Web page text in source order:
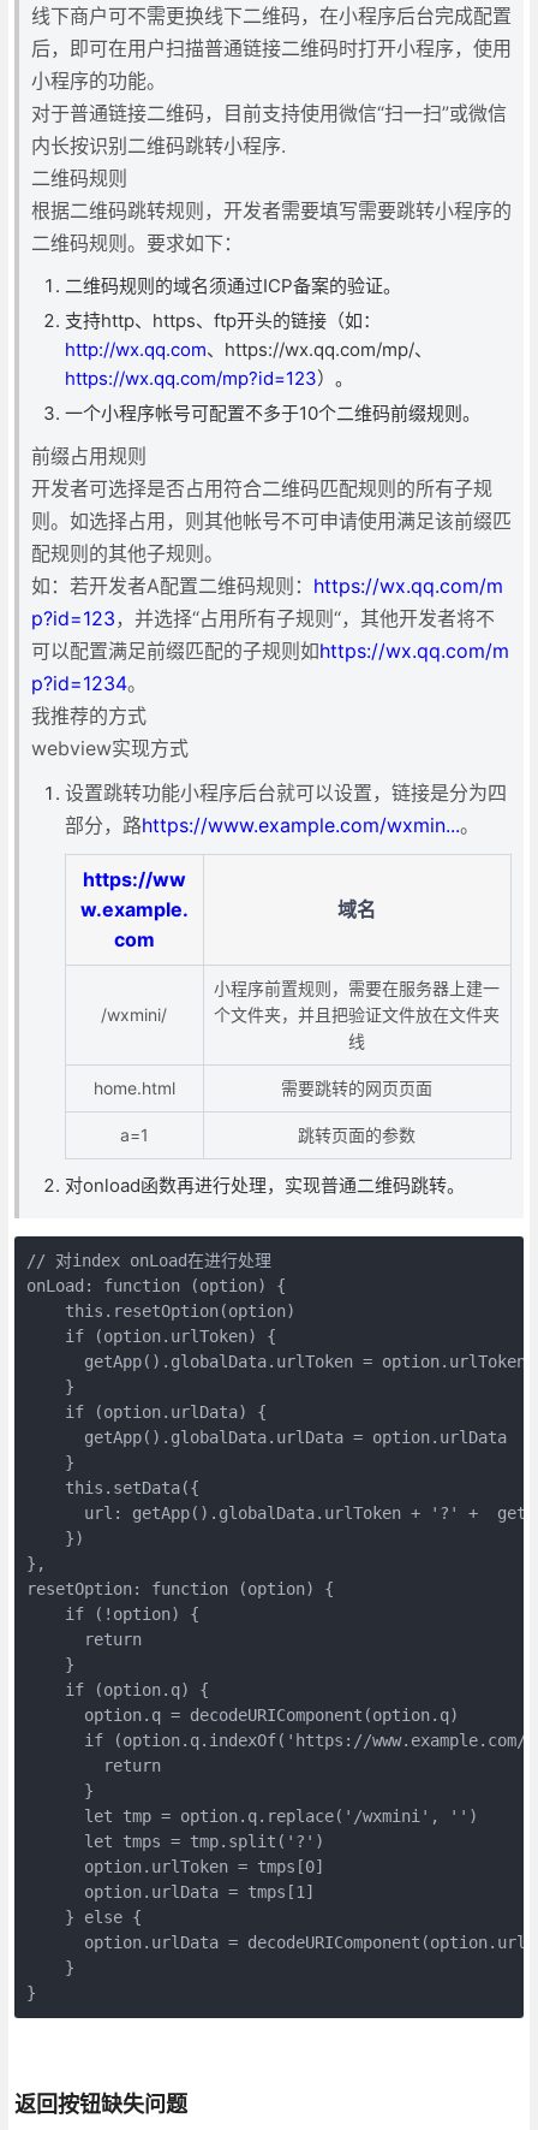
线下商户可不需更换线下二维码，在小程序后台完成配置
后，即可在用户扫描普通链接二维码时打开小程序，使用
小程序的功能。
对于普通链接二维码，目前支持使用微信“扫一扫”或微信
内长按识别二维码跳转小程序.
二维码规则
根据二维码跳转规则，开发者需要填写需要跳转小程序的
二维码规则。要求如下：
二维码规则的域名须通过ICP备案的验证。
支持http、https、ftp开头的链接（如：
http://wx.qq.com、https://wx.qq.com/mp/、
https://wx.qq.com/mp?id=123）。
一个小程序帐号可配置不多于10个二维码前缀规则。
前缀占用规则
开发者可选择是否占用符合二维码匹配规则的所有子规
则。如选择占用，则其他帐号不可申请使用满足该前缀匹
配规则的其他子规则。
如：若开发者A配置二维码规则： https://wx.qq.com/m
p?id=123 ，并选择“占用所有子规则“，其他开发者将不
可以配置满足前缀匹配的子规则如https://wx.qq.com/m
p?id=1234。
我推荐的方式
webview实现方式
设置跳转功能小程序后台就可以设置，链接是分为四
部分，路https://www.example.com/wxmin...。
https://ww
w.example.
com
域名
/wxmini/
小程序前置规则，需要在服务器上建一
个文件夹，并且把验证文件放在文件夹
线
home.html 需要跳转的网页页面
a=1 跳转页面的参数
对onload函数再进行处理，实现普通二维码跳转。
// 对index onLoad在进行处理
onLoad: function (option) {
    this.resetOption(option)
    if (option.urlToken) {
      getApp().globalData.urlToken = option.urlToken
    }
    if (option.urlData) {
      getApp().globalData.urlData = option.urlData
    }
    this.setData({
url: getApp().globalData.urlToken + '?' +
    })
},
resetOption: function (option) {
    if (!option) {
      return
    }
    if (option.q) {
      option.q = decodeURIComponent(option.q)
if (option.q.indexOf('https://www.example.com/
        return
      }
      let tmp = option.q.replace('/wxmini', '')
      let tmps = tmp.split('?')
      option.urlToken = tmps[0]
      option.urlData = tmps[1]
    } else {
option.urlData =
    }
}
返回按钮缺失问题